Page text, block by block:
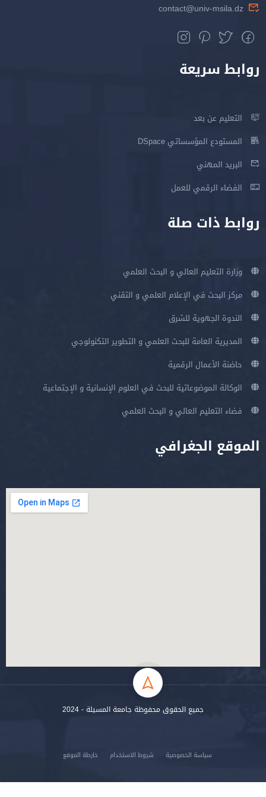
contact@univ-msila.dz
روابط سريعة
التعليم عن بعد
المستودع المؤسساتي DSpace
البريد المهني
الفضاء الرقمي للعمل
روابط ذات صلة
وزارة التعليم العالي و البحث العلمي
مركز البحث في الإعلام العلمي و التقني
الندوة الجهوية للشرق
المديرية العامة للبحث العلمي و التطوير التكنولوجي
حاضنة الأعمال الرقمية
الوكالة الموضوعاتية للبحث في العلوم الإنسانية و الإجتماعية
فضاء التعليم العالي و البحث العلمي
الموقع الجغرافي
جميع الحقوق محفوظة جامعة المسيلة - 2024
سياسة الخصوصية شروط الاستخدام خارطة الموقع